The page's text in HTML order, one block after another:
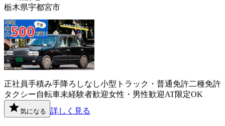
栃木県宇都宮市
正社員手積み手降ろしなし小型トラック・普通免許二種免許
タクシー自転車未経験者歓迎女性・男性歓迎AT限定OK
気になる 詳しく見る